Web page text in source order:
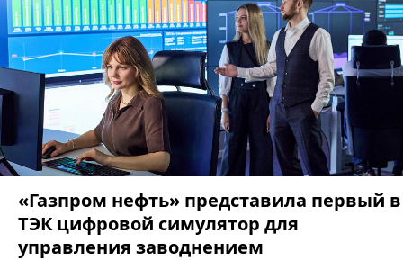
«Газпром нефть» представила первый в
ТЭК цифровой симулятор для
управления заводнением